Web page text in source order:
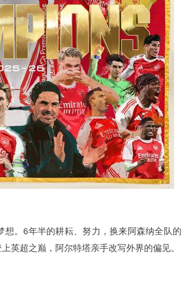
想。6年半的耕耘、努力，换来阿森纳全队的
英超之巅，阿尔特塔亲手改写外界的偏见。